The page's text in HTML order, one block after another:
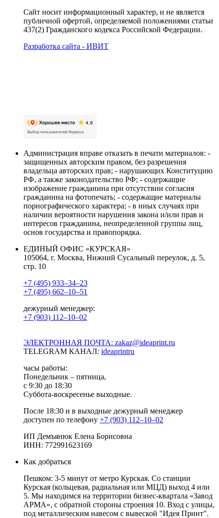
Сайт носит информационный характер, и не является
публичной офертой, определяемой положениями статьи
437(2) Гражданского кодекса Российской Федерации.
Разработка сайта - ИВИТ
Администрация вправе отказать в печати материалов: -
защищенных авторским правом, без разрешения
владельца авторских прав; - нарушающих Конституцию
РФ, а также законодательство РФ; - содержащие
изображение гражданина при отсутствии согласия
гражданина на фотопечать; - содержащие материалы
порнографического характера; - в иных случаях при
наличии вероятности нарушения закона и/или прав и
интересов гражданина, неопределенной группы лиц,
основ государства и правопорядка.
ЕДИНЫЙ ОФИС «КУРСКАЯ»
105064, г. Москва, Нижний Сусальный переулок, д. 5,
стр. 10
+7 (495) 933–34–23
+7 (495) 662–10–51
дежурный менеджер:
+7 (903) 112–10–02
ЭЛЕКТРОННАЯ ПОЧТА: zakaz@ideaprint.ru
TELEGRAM КАНАЛ: ideaprintru
часы работы:
Понедельник – пятница,
с 9:30 до 18:30
Суббота-воскресенье выходные.
После 18:30 и в выходные дежурный менеджер
доступен по телефону +7 (903) 112–10–02
ИП Демъянюк Елена Борисовна
ИНН: 772991623169
Как добраться
Пешком: 3-5 минут от метро Курская. Со станции
Курская (кольцевая, радиальная или МЦД) выход 4 или
5. Мы находимся на территории бизнес-квартала «Завод
АРМА», с обратной стороны строения 10. Вход с улицы,
под металлическим навесом с вывеской "Идея Принт".